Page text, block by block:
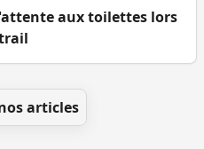
aux toilettes lors
articles